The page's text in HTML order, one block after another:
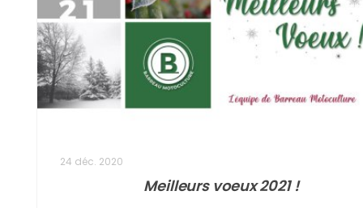
24 déc. 2020
Meilleurs voeux 2021 !